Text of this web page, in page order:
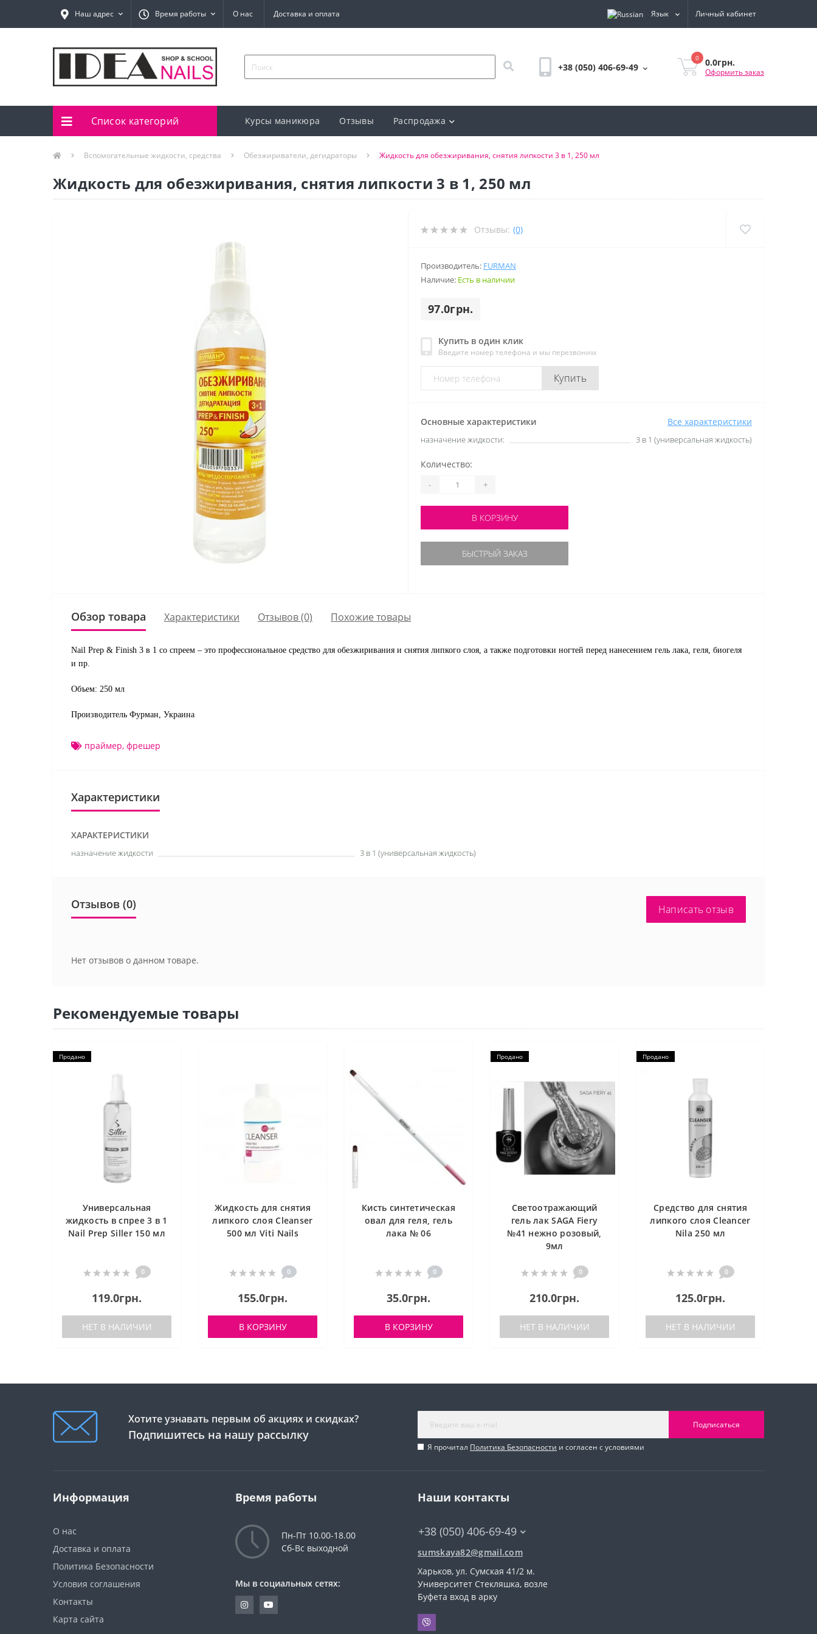
Наш адрес Время работы О нас Доставка и оплата Язык Личный кабинет
+38 (050) 406-69-49
0 0.0грн.
Оформить заказ
Список категорий Курсы маникюра Отзывы Распродажа
Вспомогательные жидкости, средства Обезжириватели, дегидраторы Жидкость для обезжиривания, снятия липкости 3 в 1, 250 мл
Жидкость для обезжиривания, снятия липкости 3 в 1, 250 мл
Отзывы: (0)
Производитель: FURMAN
Наличие: Есть в наличии
97.0грн.
Купить в один клик
Введите номер телефона и мы перезвоним
Купить
Основные характеристики Все характеристики
назначение жидкости: 3 в 1 (универсальная жидкость)
Количество:
- +
В КОРЗИНУ
БЫСТРЫЙ ЗАКАЗ
Обзор товара Характеристики Отзывов (0) Похожие товары
Nail Prep & Finish 3 в 1 со спреем – это профессиональное средство для обезжиривания и снятия липкого слоя, а также подготовки ногтей перед нанесением гель лака, геля, биогеля
и пр.
Объем: 250 мл
Производитель Фурман, Украина
праймер, фрешер
Характеристики
ХАРАКТЕРИСТИКИ
назначение жидкости 3 в 1 (универсальная жидкость)
Отзывов (0) Написать отзыв
Нет отзывов о данном товаре.
Рекомендуемые товары
Продано
Универсальная
жидкость в спрее 3 в 1
Nail Prep Siller 150 мл
0
119.0грн.
НЕТ В НАЛИЧИИ
Жидкость для снятия
липкого слоя Cleanser
500 мл Viti Nails
0
155.0грн.
В КОРЗИНУ
Кисть синтетическая
овал для геля, гель
лака № 06
0
35.0грн.
В КОРЗИНУ
Продано
Светоотражающий
гель лак SAGA Fiery
№41 нежно розовый,
9мл
0
210.0грн.
НЕТ В НАЛИЧИИ
Продано
Средство для снятия
липкого слоя Cleancer
Nila 250 мл
0
125.0грн.
НЕТ В НАЛИЧИИ
Хотите узнавать первым об акциях и скидках?
Подпишитесь на нашу рассылку
Подписаться
Я прочитал Политика Безопасности и согласен с условиями
Информация
О нас
Доставка и оплата
Политика Безопасности
Условия соглашения
Контакты
Карта сайта
Время работы
Пн-Пт 10.00-18.00
Сб-Вс выходной
Мы в социальных сетях:
Наши контакты
+38 (050) 406-69-49
sumskaya82@gmail.com
Харьков, ул. Сумская 41/2 м.
Университет Стекляшка, возле
Буфета вход в арку